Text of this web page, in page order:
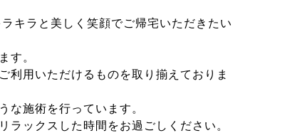
キラと美しく笑顔でご帰宅いただきたい
す。
利用いただけるものを取り揃えておりま
な施術を行っています。
ックスした時間をお過ごしください。